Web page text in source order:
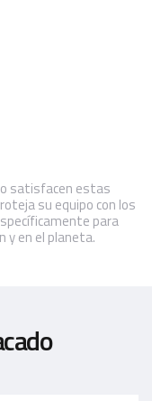
satisfacen estas
su equipo con los
para
y en el planeta.